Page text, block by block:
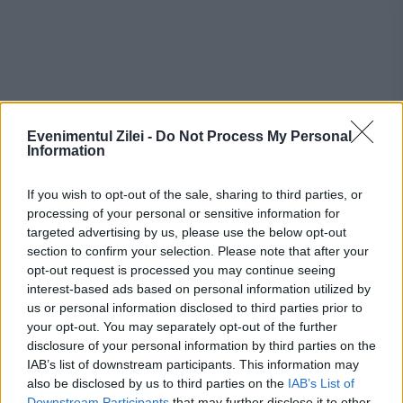
Evenimentul Zilei - Do Not Process My Personal
Information
If you wish to opt-out of the sale, sharing to third parties, or
processing of your personal or sensitive information for
targeted advertising by us, please use the below opt-out
section to confirm your selection. Please note that after your
opt-out request is processed you may continue seeing
interest-based ads based on personal information utilized by
us or personal information disclosed to third parties prior to
your opt-out. You may separately opt-out of the further
disclosure of your personal information by third parties on the
IAB’s list of downstream participants. This information may
also be disclosed by us to third parties on the IAB’s List of
Recomandările noastre